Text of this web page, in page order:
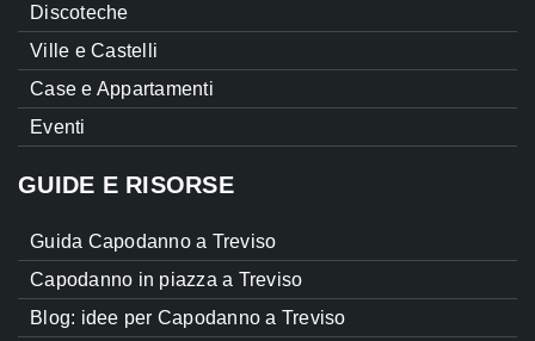
Discoteche
Ville e Castelli
Case e Appartamenti
Eventi
GUIDE E RISORSE
Guida Capodanno a Treviso
Capodanno in piazza a Treviso
Blog: idee per Capodanno a Treviso